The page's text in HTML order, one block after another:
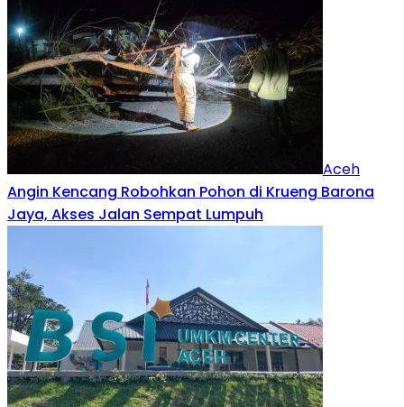
Aceh
Angin Kencang Robohkan Pohon di Krueng Barona
Jaya, Akses Jalan Sempat Lumpuh